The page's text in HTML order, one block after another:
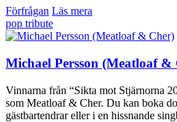
Förfrågan Läs mera
pop tribute
Michael Persson (Meatloaf &
Vinnarna från “Sikta mot Stjärnorna
som Meatloaf & Cher. Du kan boka
gästbartendrar eller i en hissnande